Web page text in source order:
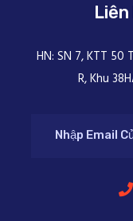
HN: SN 7, KTT 50
R, Khu